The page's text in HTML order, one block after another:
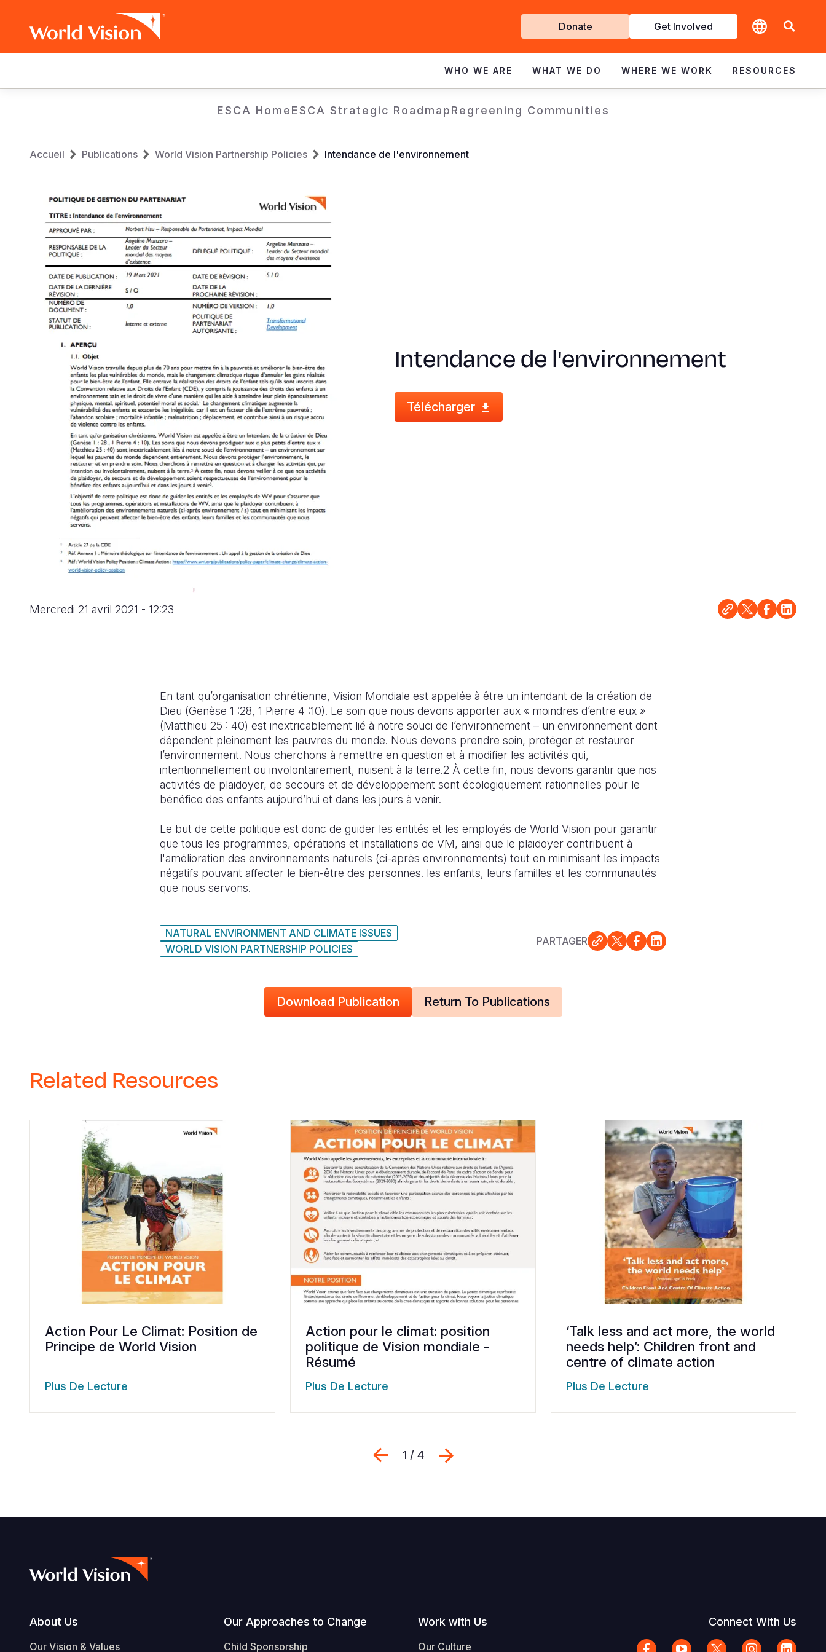
Get
Involved
Donate Get Involved
navigation
WHO WE ARE WHAT WE DO WHERE WE WORK RESOURCES
ESCA HomeESCA Strategic RoadmapRegreening Communities
Fil
Accueil Publications World Vision Partnership Policies Intendance de l'environnement
Intendance de l'environnement
Télécharger
Mercredi 21 avril 2021 - 12:23
En tant qu’organisation chrétienne, Vision Mondiale est appelée à être un intendant de la création de
Dieu (Genèse 1 :28, 1 Pierre 4 :10). Le soin que nous devons apporter aux « moindres d’entre eux »
(Matthieu 25 : 40) est inextricablement lié à notre souci de l’environnement – ​​un environnement dont
dépendent pleinement les pauvres du monde. Nous devons prendre soin, protéger et restaurer
l’environnement. Nous cherchons à remettre en question et à modifier les activités qui,
intentionnellement ou involontairement, nuisent à la terre.2 À cette fin, nous devons garantir que nos
activités de plaidoyer, de secours et de développement sont écologiquement rationnelles pour le
bénéfice des enfants aujourd’hui et dans les jours à venir.
Le but de cette politique est donc de guider les entités et les employés de World Vision pour garantir
que tous les programmes, opérations et installations de VM, ainsi que le plaidoyer contribuent à
l'amélioration des environnements naturels (ci-après environnements) tout en minimisant les impacts
négatifs pouvant affecter le bien-être des personnes. les enfants, leurs familles et les communautés
que nous servons.
NATURAL ENVIRONMENT AND CLIMATE ISSUES
WORLD VISION PARTNERSHIP POLICIES
PARTAGER
Download Publication Return To Publications
Related Resources
Action Pour Le Climat: Position de
Principe de World Vision
Plus De Lecture
Action pour le climat: position
politique de Vision mondiale -
Résumé
Plus De Lecture
‘Talk less and act more, the world
needs help’: Children front and
centre of climate action
Plus De Lecture
Previous
1 / 4
Footer
About Us
Our Vision & Values
Our Approaches to Change
Child Sponsorship
Work with Us
Our Culture
Connect With Us